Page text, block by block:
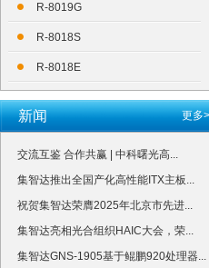
R-8019G
R-8018S
R-8018E
更多>
新闻
交流互鉴 合作共赢 | 中科曙光高...
集智达推出全国产化高性能ITX主板...
祝贺集智达荣膺2025年北京市先进...
集智达亮相光合组织HAIC大会，荣...
集智达GNS-1905基于鲲鹏920处理器...